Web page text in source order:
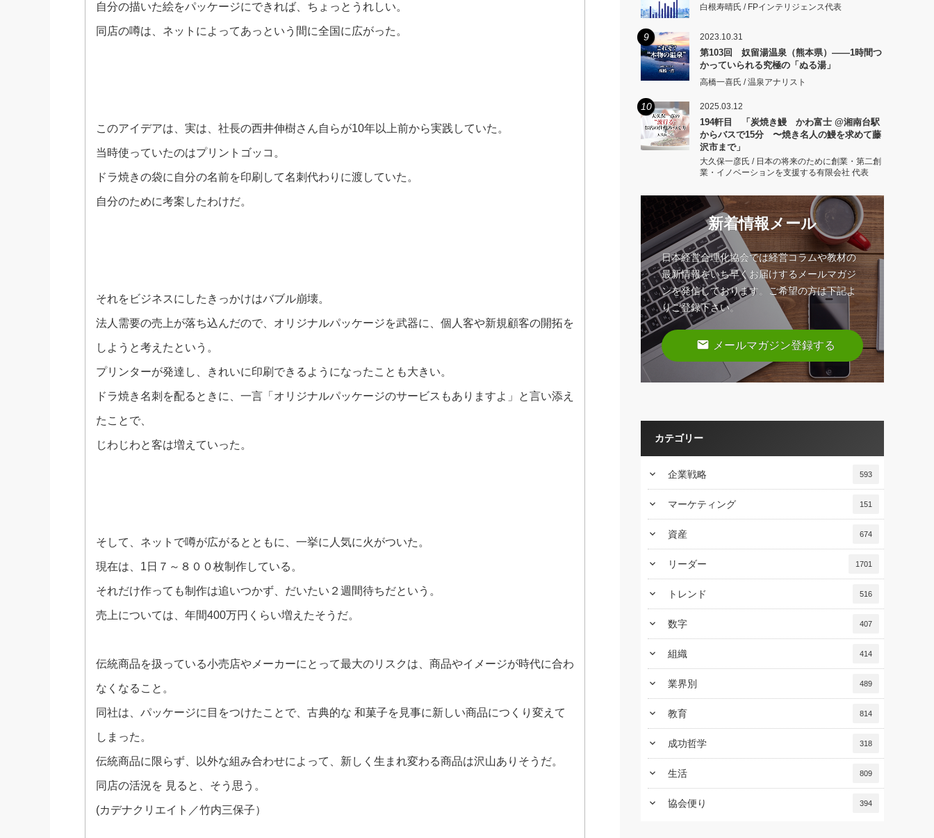
自分の描いた絵をパッケージにできれば、ちょっとうれしい。
同店の噂は、ネットによってあっという間に全国に広がった。
このアイデアは、実は、社長の西井伸樹さん自らが10年以上前から実践していた。
当時使っていたのはプリントゴッコ。
ドラ焼きの袋に自分の名前を印刷して名刺代わりに渡していた。
自分のために考案したわけだ。
それをビジネスにしたきっかけはバブル崩壊。
法人需要の売上が落ち込んだので、オリジナルパッケージを武器に、個人客や新規顧客の開拓を
しようと考えたという。
プリンターが発達し、きれいに印刷できるようになったことも大きい。
ドラ焼き名刺を配るときに、一言「オリジナルパッケージのサービスもありますよ」と言い添え
たことで、
じわじわと客は増えていった。
そして、ネットで噂が広がるとともに、一挙に人気に火がついた。
現在は、1日７～８００枚制作している。
それだけ作っても制作は追いつかず、だいたい２週間待ちだという。
売上については、年間400万円くらい増えたそうだ。
伝統商品を扱っている小売店やメーカーにとって最大のリスクは、商品やイメージが時代に合わ
なくなること。
同社は、パッケージに目をつけたことで、古典的な 和菓子を見事に新しい商品につくり変えて
しまった。
伝統商品に限らず、以外な組み合わせによって、新しく生まれ変わる商品は沢山ありそうだ。
同店の活況を 見ると、そう思う。
(カデナクリエイト／竹内三保子）
白根寿晴氏 / FPインテリジェンス代表
9 2023.10.31
第103回 奴留湯温泉（熊本県）――1時間つ
かっていられる究極の「ぬる湯」
高橋一喜氏 / 温泉アナリスト
10 2025.03.12
194軒目 「炭焼き鰻 かわ富士 @湘南台駅
からバスで15分 〜焼き名人の鰻を求めて藤
沢市まで」
大久保一彦氏 / 日本の将来のために創業・第二創
業・イノベーションを支援する有限会社 代表
新着情報メール
日本経営合理化協会では経営コラムや教材の
最新情報をいち早くお届けするメールマガジ
ンを発信しております。ご希望の方は下記よ
りご登録下さい。
email メールマガジン登録する
カテゴリー
keyboard_arrow_down 企業戦略 593
keyboard_arrow_down マーケティング 151
keyboard_arrow_down 資産 674
keyboard_arrow_down リーダー 1701
keyboard_arrow_down トレンド 516
keyboard_arrow_down 数字 407
keyboard_arrow_down 組織 414
keyboard_arrow_down 業界別 489
keyboard_arrow_down 教育 814
keyboard_arrow_down 成功哲学 318
keyboard_arrow_down 生活 809
keyboard_arrow_down 協会便り 394